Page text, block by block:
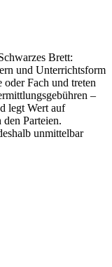
Brett:
und Unterrichtsform
Fach und treten
–
legt Wert auf
Parteien.
unmittelbar